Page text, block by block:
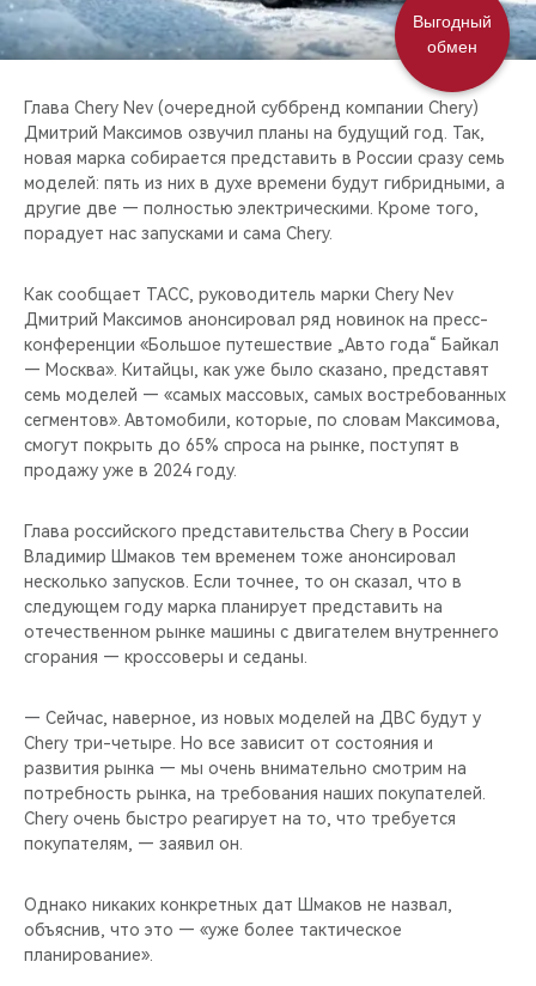
CHERY И СПОРТ
НАШИ МЕРОПРИЯТИЯ
ВИДЕООБЗОРЫ
CHERY ДЛЯ ДЕТЕЙ
Глава Chery Nev (очередной суббренд компании Chery)
Дмитрий Максимов озвучил планы на будущий год. Так,
новая марка собирается представить в России сразу семь
моделей: пять из них в духе времени будут гибридными, а
другие две — полностью электрическими. Кроме того,
порадует нас запусками и сама Chery.
Как сообщает ТАСС, руководитель марки Chery Nev
Дмитрий Максимов анонсировал ряд новинок на пресс-
конференции «Большое путешествие „Авто года“ Байкал
— Москва». Китайцы, как уже было сказано, представят
семь моделей — «самых массовых, самых востребованных
сегментов». Автомобили, которые, по словам Максимова,
смогут покрыть до 65% спроса на рынке, поступят в
продажу уже в 2024 году.
Глава российского представительства Chery в России
Владимир Шмаков тем временем тоже анонсировал
несколько запусков. Если точнее, то он сказал, что в
следующем году марка планирует представить на
отечественном рынке машины с двигателем внутреннего
сгорания — кроссоверы и седаны.
— Сейчас, наверное, из новых моделей на ДВС будут у
Chery три-четыре. Но все зависит от состояния и
развития рынка — мы очень внимательно смотрим на
потребность рынка, на требования наших покупателей.
Chery очень быстро реагирует на то, что требуется
покупателям, — заявил он.
Однако никаких конкретных дат Шмаков не назвал,
объяснив, что это — «уже более тактическое
планирование».
Выгодный
обмен